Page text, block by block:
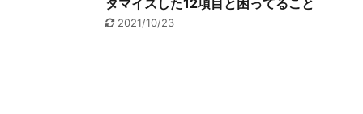
タマイズした12項目と困ってること
2021/10/23